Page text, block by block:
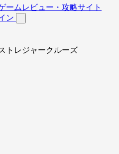
ン
トレジャークルーズ